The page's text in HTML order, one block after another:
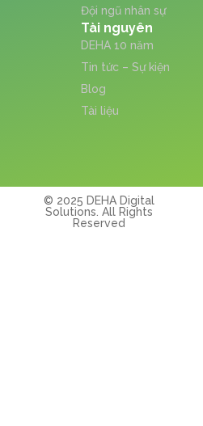
Đội ngũ nhân sự
Tài nguyên
DEHA 10 năm
Tin tức – Sự kiện
Blog
Tài liệu
© 2025 DEHA Digital
Solutions. All Rights
Reserved